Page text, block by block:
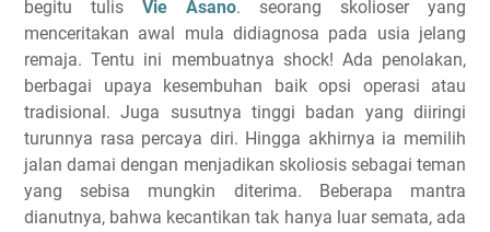
begitu tulis Vie Asano. seorang skolioser yang
menceritakan awal mula didiagnosa pada usia jelang
remaja. Tentu ini membuatnya shock! Ada penolakan,
berbagai upaya kesembuhan baik opsi operasi atau
tradisional. Juga susutnya tinggi badan yang diiringi
turunnya rasa percaya diri. Hingga akhirnya ia memilih
jalan damai dengan menjadikan skoliosis sebagai teman
yang sebisa mungkin diterima. Beberapa mantra
dianutnya, bahwa kecantikan tak hanya luar semata, ada